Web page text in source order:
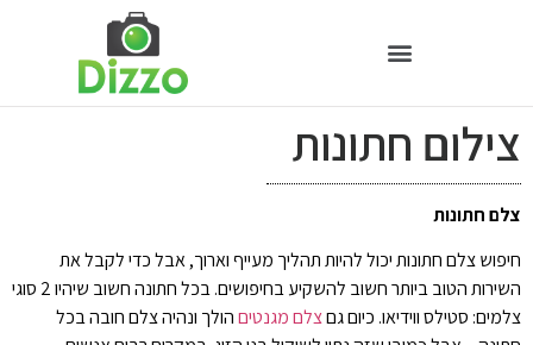
צילום חתונות
צלם חתונות
חיפוש צלם חתונות יכול להיות תהליך מעייף וארוך, אבל כדי לקבל את
השירות הטוב ביותר חשוב להשקיע בחיפושים. בכל חתונה חשוב שיהיו 2 סוגי
צלמים: סטילס ווידיאו. כיום גםצלם מגנטיםהולך ונהיה צלם חובה בכל